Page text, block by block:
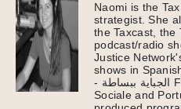
Naomi is the
strategist. She
the Taxcast, the
podcast/radio
Justice
shows in
- الجباية ببساطة French - Impôts et Justice
Sociale and